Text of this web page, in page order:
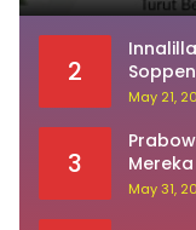
2
May 21,
3
May 31,